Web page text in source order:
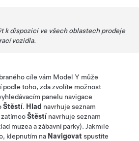
k dispozici ve všech oblastech prodeje
vozidla.
cíle vám Model Y může
podle toho, zda zvolíte možnost
panelu navigace
Štěstí. Hlad navrhuje seznam
Štěstí navrhuje seznam
muzea a zábavní parky). Jakmile
klepnutím na Navigovat spustíte